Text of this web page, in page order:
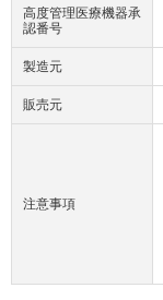
高度管理医療機器承
認番号
製造元
販売元
注意事項